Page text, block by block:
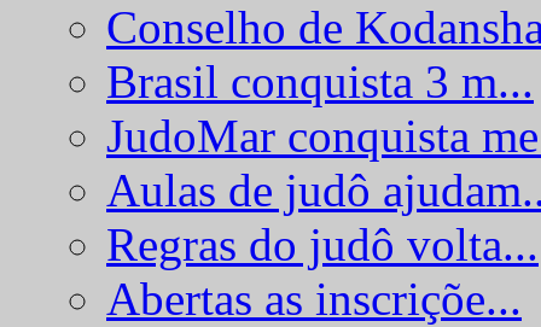
Conselho de
Brasil conquista 3 m...
JudoMar conquista
Aulas de judô
Regras do judô volta...
Abertas as inscriçõe...